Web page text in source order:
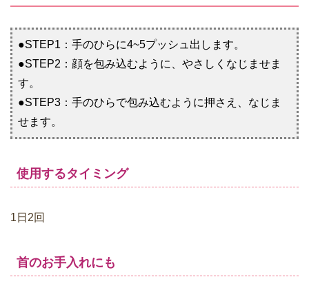
●STEP1：手のひらに4~5プッシュ出します。
●STEP2：顔を包み込むように、やさしくなじませま
す。
●STEP3：手のひらで包み込むように押さえ、なじま
せます。
使用するタイミング
1日2回
首のお手入れにも